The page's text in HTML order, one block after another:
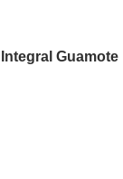
Guamote